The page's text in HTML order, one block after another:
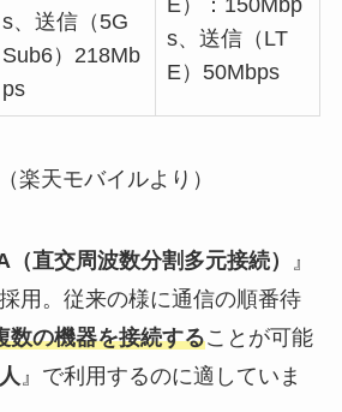
s、送信（5G
Sub6）218Mb
ps
s、送信（LT
E）50Mbps
楽天モバイルより）
（直交周波数分割多元接続）
』
用。従来の様に通信の順番待
数の機器を接続することが可能
』で利用するのに適していま